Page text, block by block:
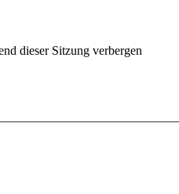
dieser Sitzung verbergen